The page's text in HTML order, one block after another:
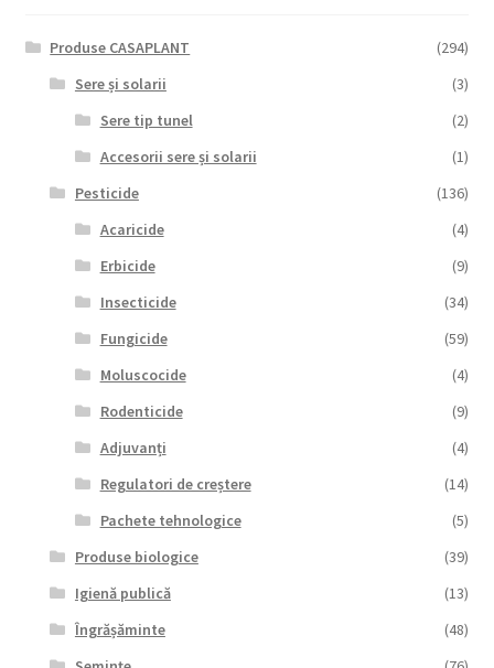
Produse CASAPLANT
(294)
Sere și solarii
(3)
Sere tip tunel
(2)
Accesorii sere și solarii
(1)
Pesticide
(136)
Acaricide
(4)
Erbicide
(9)
Insecticide
(34)
Fungicide
(59)
Moluscocide
(4)
Rodenticide
(9)
Adjuvanți
(4)
Regulatori de creștere
(14)
Pachete tehnologice
(5)
Produse biologice
(39)
Igienă publică
(13)
Îngrășăminte
(48)